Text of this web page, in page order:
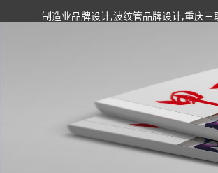
制造业品牌设计,波纹管品牌设计,重庆三